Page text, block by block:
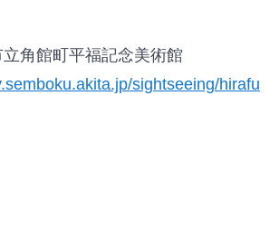
角館町平福記念美術館
sightseeing/hirafu